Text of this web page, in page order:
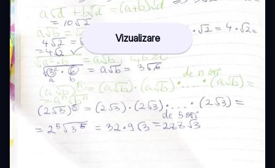
Vizualizare